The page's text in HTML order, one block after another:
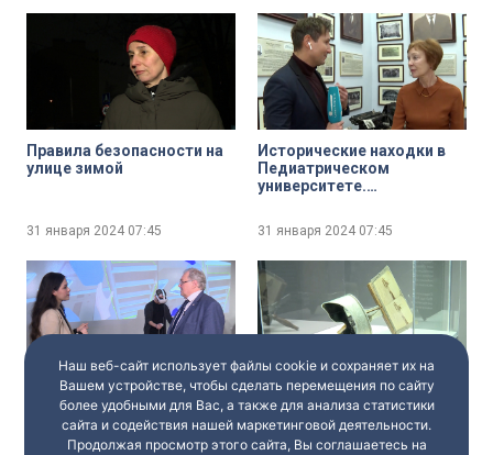
Правила безопасности на
улице зимой
31 января 2024 07:45
Исторические находки в
Педиатрическом
университете.
столетней давности
31 января 2024 07:45
Цифровой воздушный шар
для Фёдора Конюхова
3D образца 19 века.
История в
стереофотографиях
Наш веб-сайт использует файлы cookie и сохраняет их на
Вашем устройстве, чтобы сделать перемещения по сайту
более удобными для Вас, а также для анализа статистики
сайта и содействия нашей маркетинговой деятельности.
Продолжая просмотр этого сайта, Вы соглашаетесь на